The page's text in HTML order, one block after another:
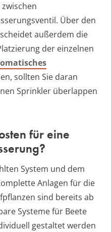
Über den
außerdem die
der einzelnen
sollten Sie daran
Sprinkler überlappen
für eine
System und dem
Anlagen für die
sind bereits ab
Systeme für Beete
gestaltet werden